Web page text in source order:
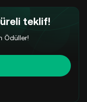
teklif!
Ödüller!